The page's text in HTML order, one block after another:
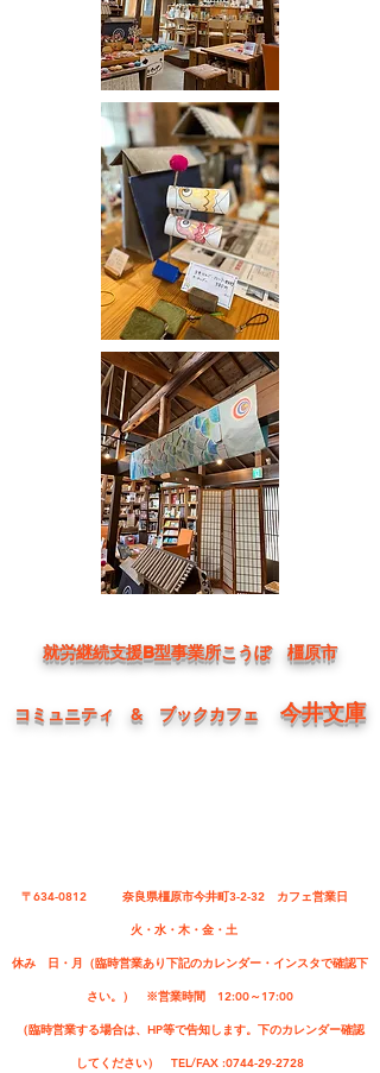
就労継続支援B型事業所こうぼ 橿原市
コミュニティ & ブックカフェ 今井文庫
〒634-0812 ​奈良県橿原市今井町3-2-32 カフェ営業日
火・水・木・金・土
休み 日・月（​臨時営業あり下記のカレンダー・インスタで確認​下
さい。） ​※営業時間 12:00～17:00
（臨時営業する場合は、HP等で告知します。下のカレンダー確認
してください） TEL/FAX :0744-29-2728